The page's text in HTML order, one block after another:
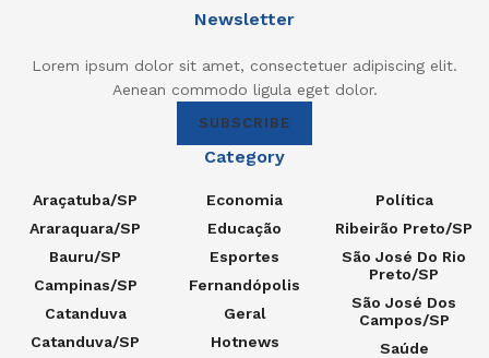
Newsletter
Lorem ipsum dolor sit amet, consectetuer adipiscing elit.
Aenean commodo ligula eget dolor.
SUBSCRIBE
Category
Araçatuba/SP
Araraquara/SP
Bauru/SP
Campinas/SP
Catanduva
Catanduva/SP
Economia
Educação
Esportes
Fernandópolis
Geral
Hotnews
Política
Ribeirão Preto/SP
São José Do Rio
Preto/SP
São José Dos
Campos/SP
Saúde